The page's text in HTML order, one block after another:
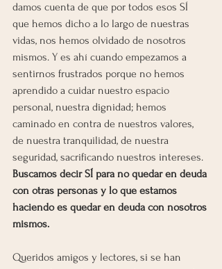
damos cuenta de que por todos esos SÍ
que hemos dicho a lo largo de nuestras
vidas, nos hemos olvidado de nosotros
mismos. Y es ahí cuando empezamos a
sentirnos frustrados porque no hemos
aprendido a cuidar nuestro espacio
personal, nuestra dignidad; hemos
caminado en contra de nuestros valores,
de nuestra tranquilidad, de nuestra
seguridad, sacrificando nuestros intereses.
Buscamos decir SÍ para no quedar en deuda
con otras personas y lo que estamos
haciendo es quedar en deuda con nosotros
mismos.
Queridos amigos y lectores, si se han